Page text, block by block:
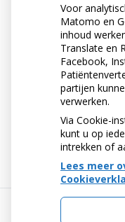
« Terug naar het
Voor
Matomo en
inhoud
Translate en
Facebook,
partijen
verwerken.
Via Cookie-
kunt u op
intrekken of
Lees meer